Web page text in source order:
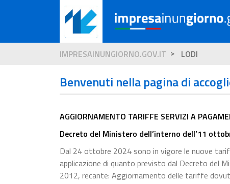
IMPRESAINUNGIORNO.GOV.IT LODI
Benvenuti nella pagina di
AGGIORNAMENTO TARIFFE SERVIZI A
Decreto del Ministero dell’interno dell’11
Dal 24 ottobre 2024 sono in vigore le nuove
applicazione di quanto previsto dal Decreto del
2012, recante: Aggiornamento delle tariffe